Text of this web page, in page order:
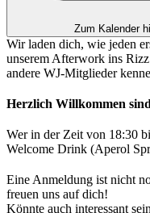
Zum Kalender
Wir laden dich, wie jeden
unserem Afterwork ins
andere WJ-Mitglieder
Herzlich Willkommen
Wer in der Zeit von 18:30
Welcome Drink (Aperol
Eine Anmeldung ist nicht
freuen uns auf dich!
Könnte auch interessant